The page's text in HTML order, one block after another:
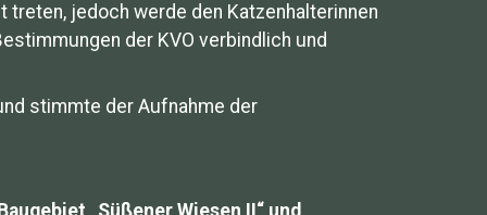
treten, jedoch werde den Katzenhalterinnen
der KVO verbindlich und
stimmte der Aufnahme der
„Süßener Wiesen II“ und